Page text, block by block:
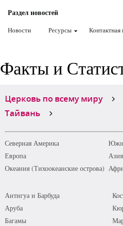
Раздел новостей
Новости Ресурсы
Факты и
Церковь по всему миру
Тайвань
Северная Америка
Европа
Азия
Океания (Тихоокеанские острова)
Антигуа и Барбуда
Аруба
Багамы